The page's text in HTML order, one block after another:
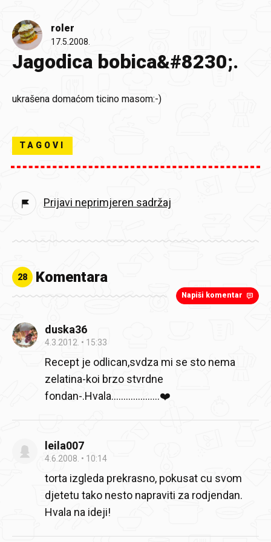
roler
17.5.2008.
Jagodica bobica&#8230;.
ukrašena domaćom ticino masom:-)
TAGOVI
Prijavi neprimjeren sadržaj
28 Komentara
Napiši komentar
duska36
4.3.2012. 15:33
Recept je odlican,svdza mi se sto nema
zelatina-koi brzo stvrdne
fondan-.Hvala....................❤️
leila007
4.6.2008. 10:14
torta izgleda prekrasno, pokusat cu svom
djetetu tako nesto napraviti za rodjendan.
Hvala na ideji!